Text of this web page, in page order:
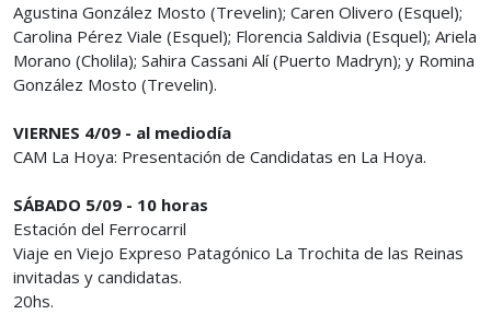
Agustina González Mosto (Trevelin); Caren Olivero (Esquel);
Carolina Pérez Viale (Esquel); Florencia Saldivia (Esquel); Ariela
Morano (Cholila); Sahira Cassani Alí (Puerto Madryn); y Romina
González Mosto (Trevelin).
VIERNES 4/09 - al mediodía
CAM La Hoya: Presentación de Candidatas en La Hoya.
SÁBADO 5/09 - 10 horas
Estación del Ferrocarril
Viaje en Viejo Expreso Patagónico La Trochita de las Reinas
invitadas y candidatas.
20hs.